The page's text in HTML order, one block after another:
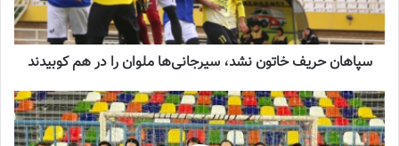
نصر ۳ – ۱ مس رفسنجان
جنجال جدید در سوپرلیگ فوتسال
سپاهان حریف خاتون نشد، سیرجانی‌ها ملوان را در هم کوبیدند